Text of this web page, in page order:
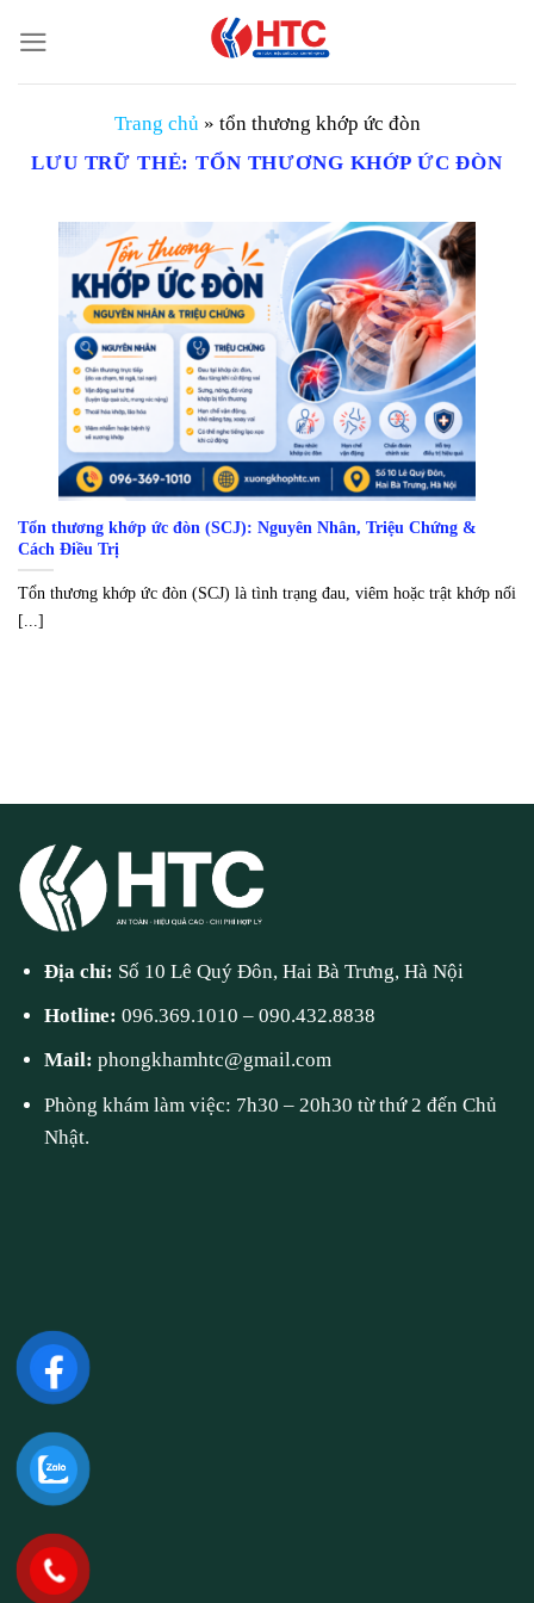
đến
nội
Trang chủ » tổn thương khớp ức đòn
LƯU TRỮ THẺ:TỔN THƯƠNG KHỚP ỨC ĐÒN
Tổn thương khớp ức đòn (SCJ): Nguyên Nhân, Triệu Chứng &
Cách Điều Trị
Tổn thương khớp ức đòn (SCJ) là tình trạng đau, viêm hoặc trật khớp nối
[...]
Địa chỉ: Số 10 Lê Quý Đôn, Hai Bà Trưng, Hà Nội
Hotline:096.369.1010 –090.432.8838
Mail:phongkhamhtc@gmail.com
Phòng khám làm việc: 7h30 – 20h30 từ thứ 2 đến Chủ
Nhật.